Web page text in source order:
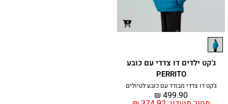
ג'קט ילדים דו צדדי עם כובע
PERRITO
ג'קט דו צדדי מבודד עם כובע לטיולים
₪ 499.90